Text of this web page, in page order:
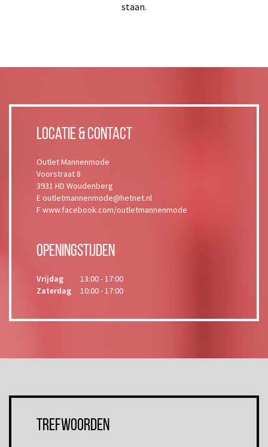
staan.
Locatie & Contact
Outlet Mannenmode
Voorstraat 8
3931 HD Woudenberg
E outletmannenmode@hetnet.nl
F www.facebook.com/outletmannenmode
Openingstijden
Vrijdag
13:00 - 17:00
Zaterdag
10:00 - 17:00
Trefwoorden